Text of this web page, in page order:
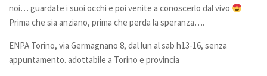
noi… guardate i suoi occhi e poi venite a conoscerlo dal vivo
Prima che sia anziano, prima che perda la speranza….
ENPA Torino, via Germagnano 8, dal lun al sab h13-16, senza
appuntamento. adottabile a Torino e provincia